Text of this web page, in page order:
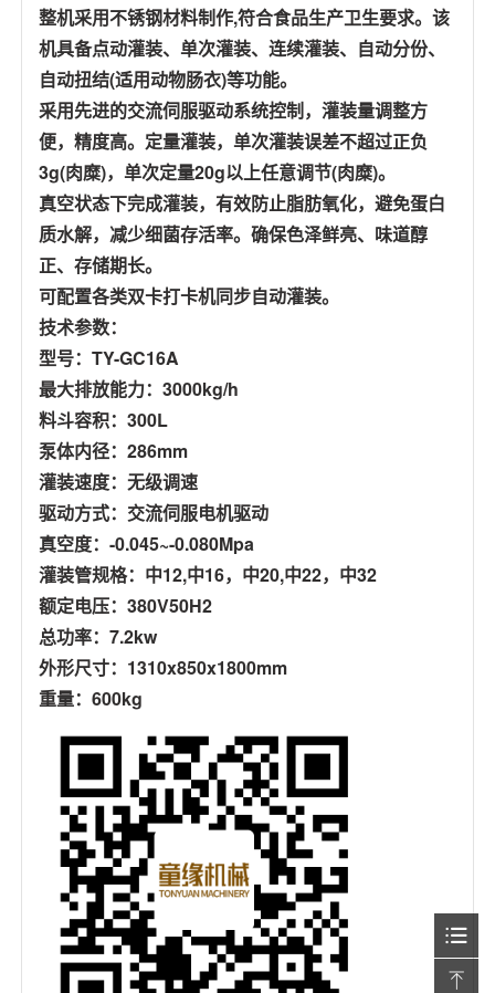
整机采用不锈钢材料制作,符合食品生产卫生要求。该
机具备点动灌装、单次灌装、连续灌装、自动分份、
自动扭结(适用动物肠衣)等功能。
采用先进的交流伺服驱动系统控制，灌装量调整方
便，精度高。定量灌装，单次灌装误差不超过正负
3g(肉糜)，单次定量20g以上任意调节(肉糜)。
真空状态下完成灌装，有效防止脂肪氧化，避免蛋白
质水解，减少细菌存活率。确保色泽鲜亮、味道醇
正、存储期长。
可配置各类双卡打卡机同步自动灌装。
技术参数：
型号：TY-GC16A
最大排放能力：3000kg/h
料斗容积：300L
泵体内径：286mm
灌装速度：无级调速
驱动方式：交流伺服电机驱动
真空度：-0.045~-0.080Mpa
灌装管规格：中12,中16，中20,中22，中32
额定电压：380V50H2
总功率：7.2kw
外形尺寸：1310x850x1800mm
重量：600kg